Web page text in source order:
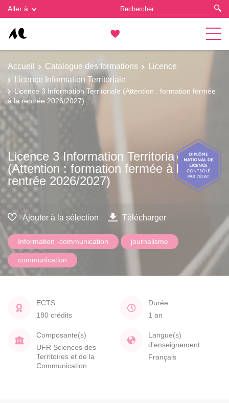
Aller à
Accueil Catalogue des formations
Licence
Licence Information Territoriale
Licence 3 Information Territoriale (Attention : formation fermée
à la rentrée 2026/2027)
Licence 3 Information Territoriale
(Attention : formation fermée à la
rentrée 2026/2027)
Ajouter à la sélection Télécharger
Information -communication journalisme
communication
ECTS
180 crédits
Durée
1 an
Composante(s)
UFR Sciences des
Territoires et de la
Communication
Langue(s)
d'enseignement
Français
Gestion des cookies